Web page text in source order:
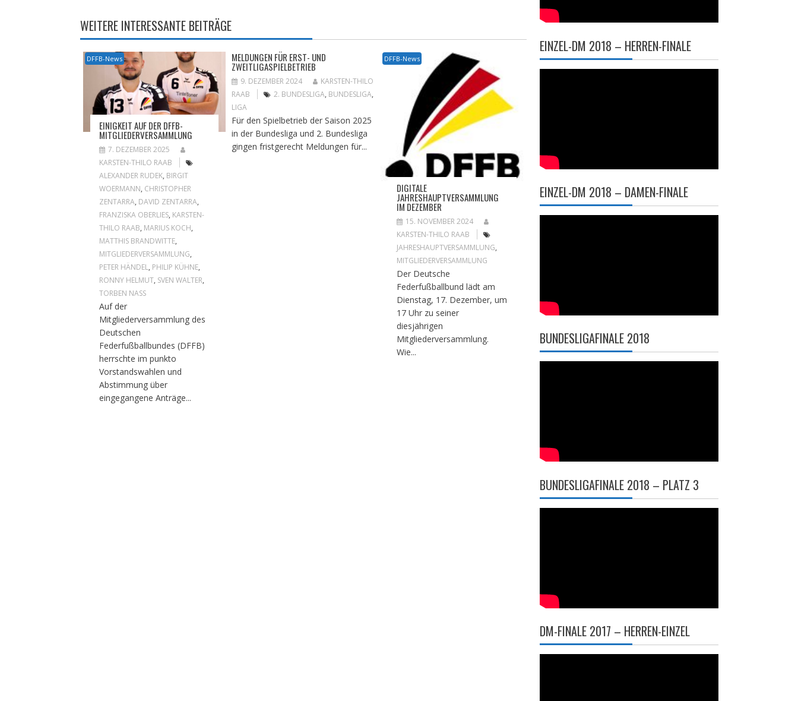
WEITERE INTERESSANTE BEITRÄGE
DFFB-News
EINIGKEIT AUF DER DFFB-
MITGLIEDERVERSAMMLUNG
7. DEZEMBER 2025
KARSTEN-THILO RAAB
ALEXANDER RUDEK, BIRGIT
WOERMANN, CHRISTOPHER
ZENTARRA, DAVID ZENTARRA,
FRANZISKA OBERLIES, KARSTEN-
THILO RAAB, MARIUS KOCH,
MATTHIS BRANDWITTE,
MITGLIEDERVERSAMMLUNG,
PETER HÄNDEL, PHILIP KÜHNE,
RONNY HELMUT, SVEN WALTER,
TORBEN NASS
Auf der
Mitgliederversammlung des
Deutschen
Federfußballbundes (DFFB)
herrschte im punkto
Vorstandswahlen und
Abstimmung über
eingegangene Anträge...
MELDUNGEN FÜR ERST- UND
ZWEITLIGASPIELBETRIEB
9. DEZEMBER 2024
KARSTEN-THILO
RAAB
2. BUNDESLIGA, BUNDESLIGA,
LIGA
Für den Spielbetrieb der Saison 2025
in der Bundesliga und 2. Bundesliga
gingen fristgerecht Meldungen für...
DFFB-News
DIGITALE
JAHRESHAUPTVERSAMMLUNG
IM DEZEMBER
15. NOVEMBER 2024
KARSTEN-THILO RAAB
JAHRESHAUPTVERSAMMLUNG,
MITGLIEDERVERSAMMLUNG
Der Deutsche
Federfußballbund lädt am
Dienstag, 17. Dezember, um
17 Uhr zu seiner
diesjährigen
Mitgliederversammlung.
Wie...
EINZEL-DM 2018 – HERREN-FINALE
EINZEL-DM 2018 – DAMEN-FINALE
BUNDESLIGAFINALE 2018
BUNDESLIGAFINALE 2018 – PLATZ 3
DM-FINALE 2017 – HERREN-EINZEL